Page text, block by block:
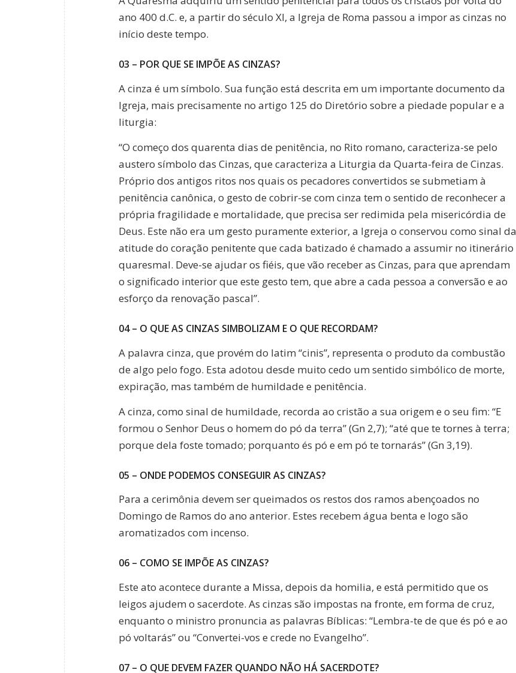
ano 400 d.C. e, a partir do século XI, a Igreja de Roma passou a impor as cinzas no
início deste tempo.
03 – POR QUE SE IMPÕE AS CINZAS?
A cinza é um símbolo. Sua função está descrita em um importante documento da
Igreja, mais precisamente no artigo 125 do Diretório sobre a piedade popular e a
liturgia:
“O começo dos quarenta dias de penitência, no Rito romano, caracteriza-se pelo
austero símbolo das Cinzas, que caracteriza a Liturgia da Quarta-feira de Cinzas.
Próprio dos antigos ritos nos quais os pecadores convertidos se submetiam à
penitência canônica, o gesto de cobrir-se com cinza tem o sentido de reconhecer a
própria fragilidade e mortalidade, que precisa ser redimida pela misericórdia de
Deus. Este não era um gesto puramente exterior, a Igreja o conservou como sinal da
atitude do coração penitente que cada batizado é chamado a assumir no itinerário
quaresmal. Deve-se ajudar os fiéis, que vão receber as Cinzas, para que aprendam
o significado interior que este gesto tem, que abre a cada pessoa a conversão e ao
esforço da renovação pascal”.
04 – O QUE AS CINZAS SIMBOLIZAM E O QUE RECORDAM?
A palavra cinza, que provém do latim “cinis”, representa o produto da combustão
de algo pelo fogo. Esta adotou desde muito cedo um sentido simbólico de morte,
expiração, mas também de humildade e penitência.
A cinza, como sinal de humildade, recorda ao cristão a sua origem e o seu fim: “E
formou o Senhor Deus o homem do pó da terra” (Gn 2,7); “até que te tornes à terra;
porque dela foste tomado; porquanto és pó e em pó te tornarás” (Gn 3,19).
05 – ONDE PODEMOS CONSEGUIR AS CINZAS?
Para a cerimônia devem ser queimados os restos dos ramos abençoados no
Domingo de Ramos do ano anterior. Estes recebem água benta e logo são
aromatizados com incenso.
06 – COMO SE IMPÕE AS CINZAS?
Este ato acontece durante a Missa, depois da homilia, e está permitido que os
leigos ajudem o sacerdote. As cinzas são impostas na fronte, em forma de cruz,
enquanto o ministro pronuncia as palavras Bíblicas: “Lembra-te de que és pó e ao
pó voltarás” ou “Convertei-vos e crede no Evangelho”.
07 – O QUE DEVEM FAZER QUANDO NÃO HÁ SACERDOTE?